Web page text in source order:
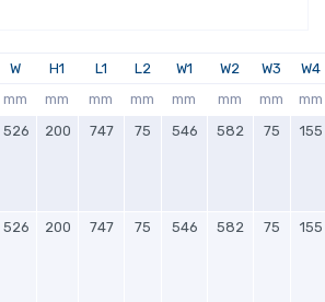
W H1 L1 L2 W1 W2 W3
W4
mm mm mm mm mm mm mm
mm
526 200 747 75 546 582 75 155
526 200 747 75 546 582 75 155